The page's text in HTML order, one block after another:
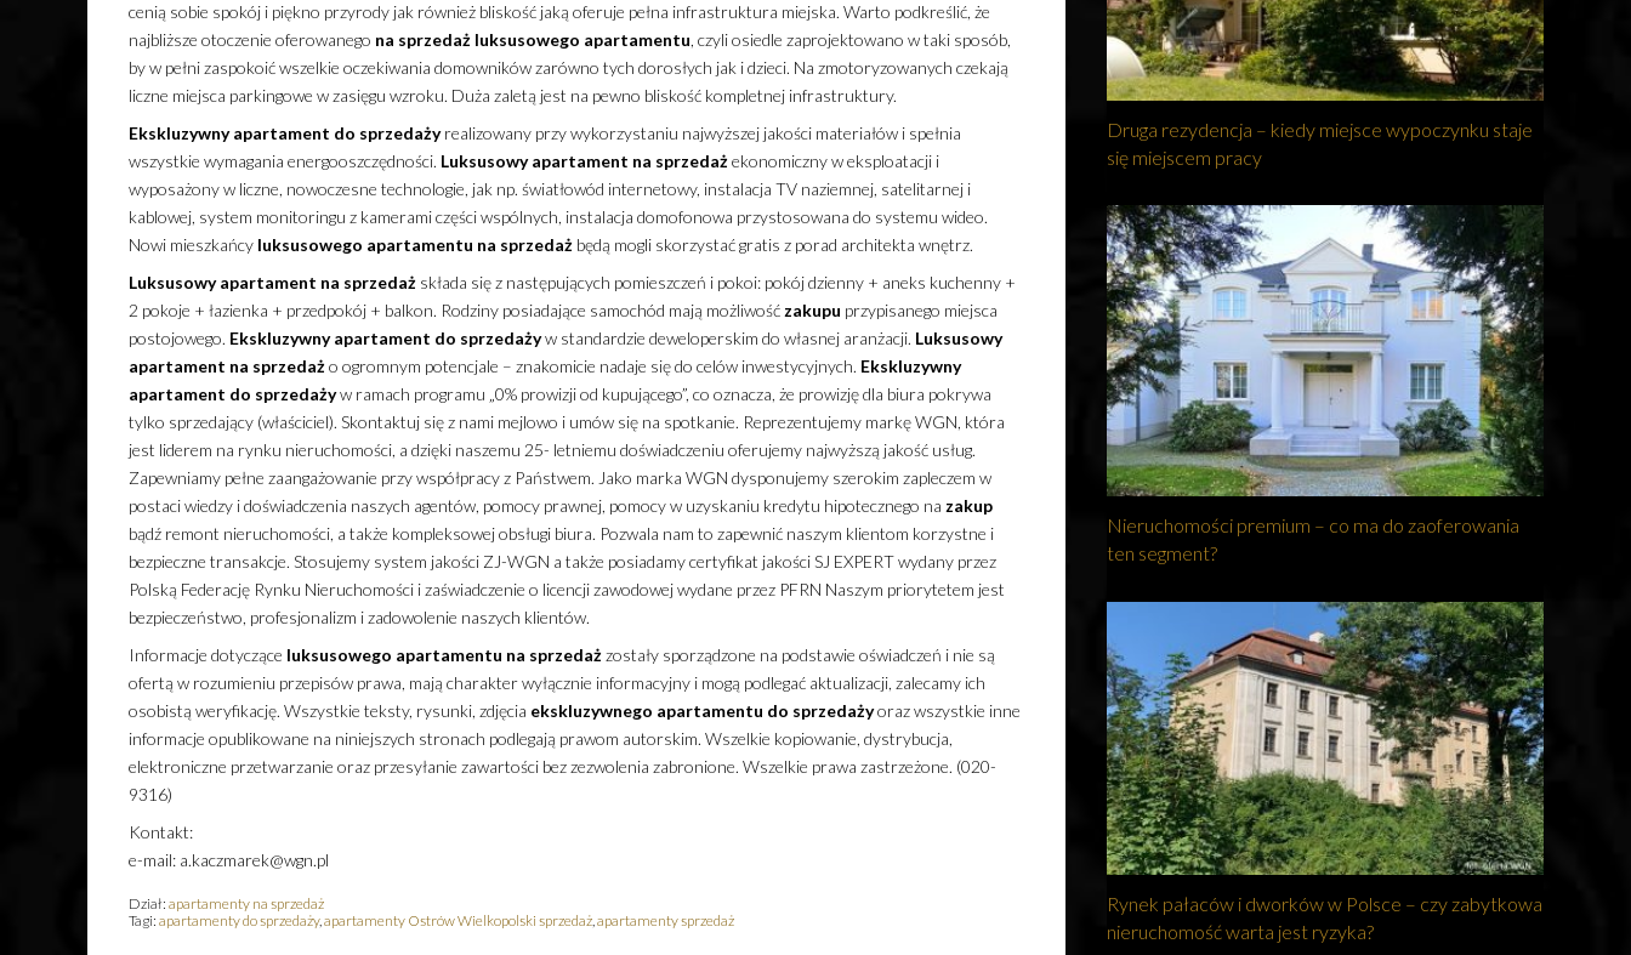
cenią sobie spokój i piękno przyrody jak również bliskość jaką oferuje pełna infrastruktura miejska. Warto podkreślić, że
najbliższe otoczenie oferowanego na sprzedaż luksusowego apartamentu, czyli osiedle zaprojektowano w taki sposób,
by w pełni zaspokoić wszelkie oczekiwania domowników zarówno tych dorosłych jak i dzieci. Na zmotoryzowanych czekają
liczne miejsca parkingowe w zasięgu wzroku. Duża zaletą jest na pewno bliskość kompletnej infrastruktury.
Ekskluzywny apartament do sprzedażyrealizowany przy wykorzystaniu najwyższej jakości materiałów i spełnia
wszystkie wymagania energooszczędności. Luksusowy apartament na sprzedażekonomiczny w eksploatacji i
wyposażony w liczne, nowoczesne technologie, jak np. światłowód internetowy, instalacja TV naziemnej, satelitarnej i
kablowej, system monitoringu z kamerami części wspólnych, instalacja domofonowa przystosowana do systemu wideo.
Nowi mieszkańcy luksusowego apartamentu na sprzedażbędą mogli skorzystać gratis z porad architekta wnętrz.
Luksusowy apartament na sprzedażskłada się z następujących pomieszczeń i pokoi: pokój dzienny + aneks kuchenny +
2 pokoje + łazienka + przedpokój + balkon. Rodziny posiadające samochód mają możliwość zakupu przypisanego miejsca
postojowego. Ekskluzywny apartament do sprzedażyw standardzie deweloperskim do własnej aranżacji. Luksusowy
apartament na sprzedażo ogromnym potencjale – znakomicie nadaje się do celów inwestycyjnych. Ekskluzywny
apartament do sprzedażyw ramach programu „0% prowizji od kupującego”, co oznacza, że prowizję dla biura pokrywa
tylko sprzedający (właściciel). Skontaktuj się z nami mejlowo i umów się na spotkanie. Reprezentujemy markę WGN, która
jest liderem na rynku nieruchomości, a dzięki naszemu 25- letniemu doświadczeniu oferujemy najwyższą jakość usług.
Zapewniamy pełne zaangażowanie przy współpracy z Państwem. Jako marka WGN dysponujemy szerokim zapleczem w
postaci wiedzy i doświadczenia naszych agentów, pomocy prawnej, pomocy w uzyskaniu kredytu hipotecznego na zakup
bądź remont nieruchomości, a także kompleksowej obsługi biura. Pozwala nam to zapewnić naszym klientom korzystne i
bezpieczne transakcje. Stosujemy system jakości ZJ-WGN a także posiadamy certyfikat jakości SJ EXPERT wydany przez
Polską Federację Rynku Nieruchomości i zaświadczenie o licencji zawodowej wydane przez PFRN Naszym priorytetem jest
bezpieczeństwo, profesjonalizm i zadowolenie naszych klientów.
Informacje dotyczące luksusowego apartamentu na sprzedażzostały sporządzone na podstawie oświadczeń i nie są
ofertą w rozumieniu przepisów prawa, mają charakter wyłącznie informacyjny i mogą podlegać aktualizacji, zalecamy ich
osobistą weryfikację. Wszystkie teksty, rysunki, zdjęcia ekskluzywnego apartamentu do sprzedażyoraz wszystkie inne
informacje opublikowane na niniejszych stronach podlegają prawom autorskim. Wszelkie kopiowanie, dystrybucja,
elektroniczne przetwarzanie oraz przesyłanie zawartości bez zezwolenia zabronione. Wszelkie prawa zastrzeżone. (020-
9316)
Kontakt:
e-mail: a.kaczmarek@wgn.pl
Dział: apartamenty na sprzedaż
Tagi: apartamenty do sprzedaży,apartamenty Ostrów Wielkopolski sprzedaż,apartamenty sprzedaż
Druga rezydencja – kiedy miejsce wypoczynku staje
się miejscem pracy
Nieruchomości premium – co ma do zaoferowania
ten segment?
Rynek pałaców i dworków w Polsce – czy zabytkowa
nieruchomość warta jest ryzyka?